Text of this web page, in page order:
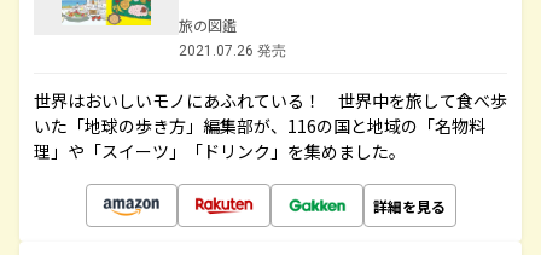
旅の図鑑
2021.07.26 発売
世界はおいしいモノにあふれている！ 世界中を旅して食べ歩
いた「地球の歩き方」編集部が、116の国と地域の「名物料
理」や「スイーツ」「ドリンク」を集めました。
詳細を見る